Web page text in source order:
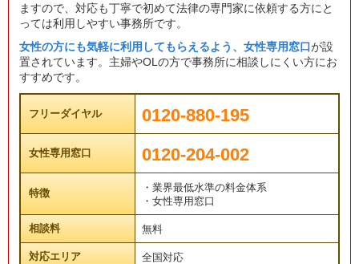
ますので、対応も丁寧で初めて法律の専門家に依頼する方にと
っては利用しやすい事務所です。
女性の方にも気軽に利用してもらえるよう、女性専用窓口が設
置されています。主婦やOLの方で事務所に相談しにくい方にお
すすめです。
フリーダイヤル 0120-880-195
女性専用窓口 0120-204-002
特徴
・業界最低水準の料金体系
・女性専用窓口
相談料 無料
対応エリア 全国対応